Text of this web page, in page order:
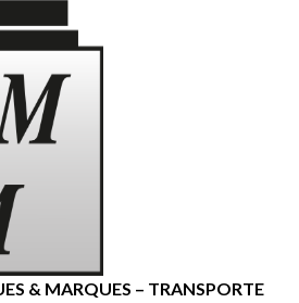
& MARQUES – TRANSPORTE